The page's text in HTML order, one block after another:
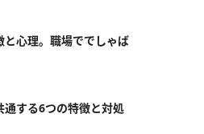
と心理。職場ででしゃば
通する6つの特徴と対処